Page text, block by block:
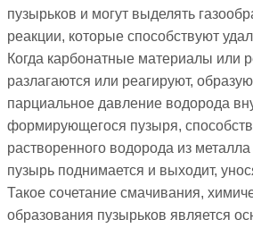
пузырьков и могут выделять
реакции, которые способствуют
Когда карбонатные материалы или
разлагаются или реагируют,
парциальное давление водорода
формирующегося пузыря,
растворенного водорода из
пузырь поднимается и выходит,
Такое сочетание смачивания,
образования пузырьков является